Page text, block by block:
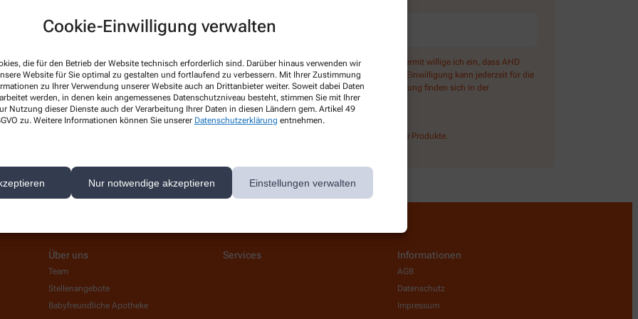
Cookie-Einwilligung verwalten
die für den Betrieb der Website technisch erforderlich sind. Darüber hinaus verwenden wir
Website für Sie optimal zu gestalten und fortlaufend zu verbessern. Mit Ihrer Zustimmung
zu Ihrer Verwendung unserer Website auch an Drittanbieter weiter. Soweit dabei Daten
werden, in denen kein angemessenes Datenschutzniveau besteht, stimmen Sie mit Ihrer
Nutzung dieser Dienste auch der Verarbeitung Ihrer Daten in diesen Ländern gem. Artikel 49
zu. Weitere Informationen können Sie unserer Datenschutzerklärung entnehmen.
Nur notwendige akzeptieren Einstellungen verwalten
News-Service abonnieren, der von der Alliance Healthcare Deutschland GmbH (AHD) angeboten wird. Hiermit willige ich ein, dass AHD
verarbeitet. AHD setzt für den Versand und die Analyse des Newsletters den Dienstleister Emarsys ein. Die Einwilligung kann jederzeit für die
in jedem Newsletter). Die sonstigen Kontaktmöglichkeiten dafür und weitere Angaben zur Datenverarbeitung finden sich in der
Mindestbestellwert: 50,00 €. Gültig auf das gesamte Sortiment, ausgeschlossen rezeptpflichtige Produkte.
Über uns
Team
Stellenangebote
Babyfreundliche Apotheke
Services Informationen
AGB
Datenschutz
Impressum